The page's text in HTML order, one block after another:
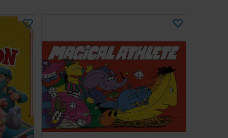
version av den klassiska Landmandsspil
ta hand om grisar, kor, hästar och får
för att samla in djur och foder till din gård
räkning och beslutsfattande
när djur ibland vandrar in på andra gårdar
som är perfekt för yngre barn
kombinerar tur, minne och enkel strategi i ett
gårdstema, speciellt utformat för barn. Med många
och spännande ögonblick vid varje tur erbjuder det
introduktion till brädspel som hela familjen